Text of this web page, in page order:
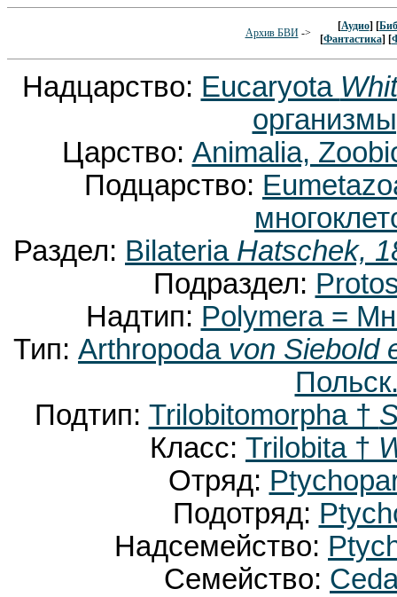
Архив БВИ->
[Аудио] [
[Фантастика] [
Надцарство: Eucaryota
Царство: Animalia,
Подцарство:
Раздел: Bilateria Hatschek,
Подраздел:
Надтип: Polymera =
Тип: Arthropoda von Siebold
Подтип: Trilobitomorpha †
Класс: Trilobita †
Отряд:
Подотряд:
Надсемейство:
Семейство: